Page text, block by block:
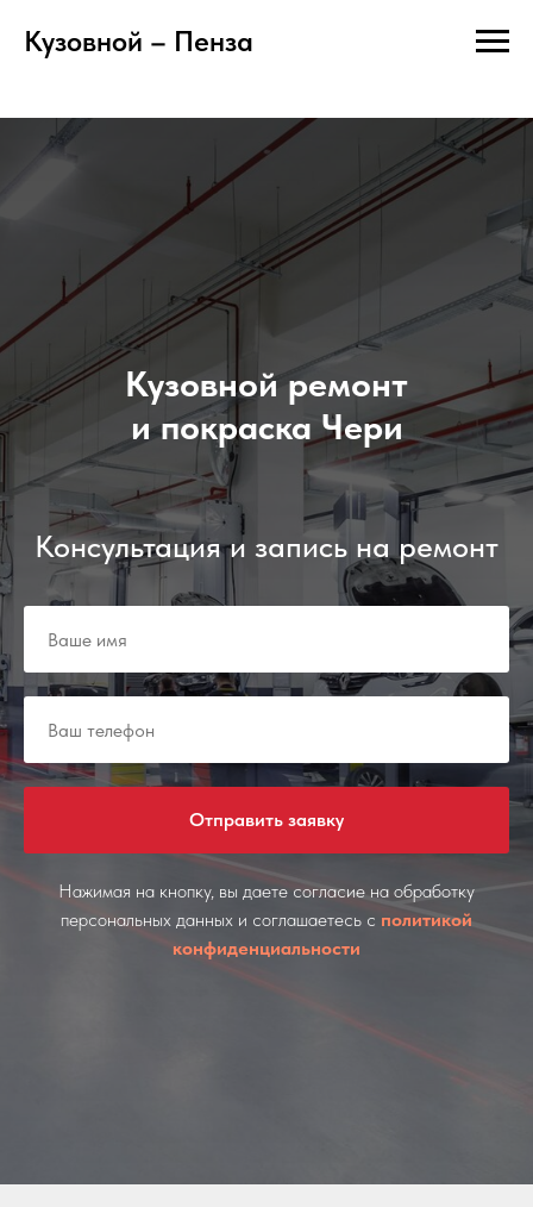
Кузовной – Пенза
Кузовной ремонт
и покраска Чери
Консультация и запись на ремонт
Отправить заявку
Нажимая на кнопку, вы даете согласие на обработку
персональных данных и соглашаетесь c политикой
конфиденциальности